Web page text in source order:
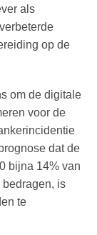
als
op de
om de digitale
voor de
dat de
bijna 14% van
is
te